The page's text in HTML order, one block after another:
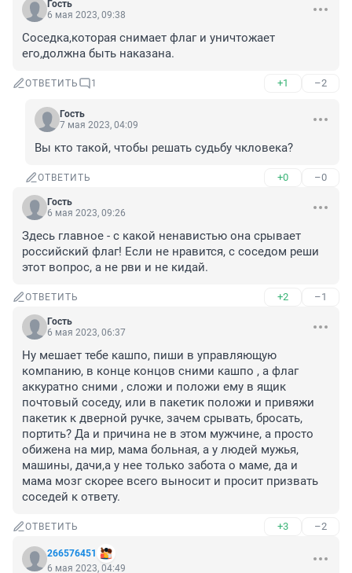
Гость
6 мая 2023, 09:38
Соседка,которая снимает флаг и уничтожает
его,должна быть наказана.
ОТВЕТИТЬ 1 +1 –2
Гость
7 мая 2023, 04:09
Вы кто такой, чтобы решать судьбу чкловека?
ОТВЕТИТЬ +0 –0
Гость
6 мая 2023, 09:26
Здесь главное - с какой ненавистью она срывает
российский флаг! Если не нравится, с соседом реши
этот вопрос, а не рви и не кидай.
ОТВЕТИТЬ +2 –1
Гость
6 мая 2023, 06:37
Ну мешает тебе кашпо, пиши в управляющую
компанию, в конце концов сними кашпо , а флаг
аккуратно сними , сложи и положи ему в ящик
почтовый соседу, или в пакетик положи и привяжи
пакетик к дверной ручке, зачем срывать, бросать,
портить? Да и причина не в этом мужчине, а просто
обижена на мир, мама больная, а у людей мужья,
машины, дачи,а у нее только забота о маме, да и
мама мозг скорее всего выносит и просит призвать
соседей к ответу.
ОТВЕТИТЬ +3 –2
266576451
6 мая 2023, 04:49